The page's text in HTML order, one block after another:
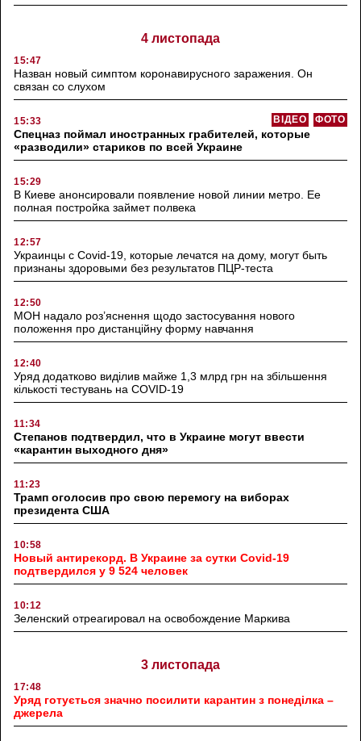
4 листопада
15:47
Назван новый симптом коронавирусного заражения. Он
связан со слухом
15:33 ФОТО
ВІДЕО
Спецназ поймал иностранных грабителей, которые
«разводили» стариков по всей Украине
15:29
В Киеве анонсировали появление новой линии метро. Ее
полная постройка займет полвека
12:57
Украинцы с Covid-19, которые лечатся на дому, могут быть
признаны здоровыми без результатов ПЦР-теста
12:50
МОН надало роз’яснення щодо застосування нового
положення про дистанційну форму навчання
12:40
Уряд додатково виділив майже 1,3 млрд грн на збільшення
кількості тестувань на COVID-19
11:34
Степанов подтвердил, что в Украине могут ввести
«карантин выходного дня»
11:23
Трамп оголосив про свою перемогу на виборах
президента США
10:58
Новый антирекорд. В Украине за сутки Covid-19
подтвердился у 9 524 человек
10:12
Зеленский отреагировал на освобождение Маркива
3 листопада
17:48
Уряд готується значно посилити карантин з понеділка –
джерела